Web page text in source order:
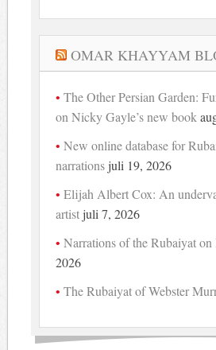
OMAR KHAYYAM
The Other Persian Garden:
on Nicky Gayle’s new book
New online database for
narrations juli 19, 2026
Elijah Albert Cox: An
artist juli 7, 2026
Narrations of the Rubaiyat on
2026
The Rubaiyat of Webster